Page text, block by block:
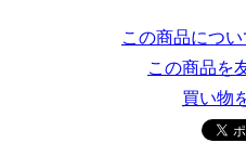
この商品につ
この商品を
買い物